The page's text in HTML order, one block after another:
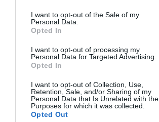
I want to opt-out of the Sale of my
Personal Data.
Opted In
I want to opt-out of processing my
Personal Data for Targeted Advertising.
Opted In
I want to opt-out of Collection, Use,
Retention, Sale, and/or Sharing of my
Personal Data that Is Unrelated with the
Purposes for which it was collected.
Opted Out
AVUI DESTAQUEM
EL NOSTRE
BUTLLETÍ